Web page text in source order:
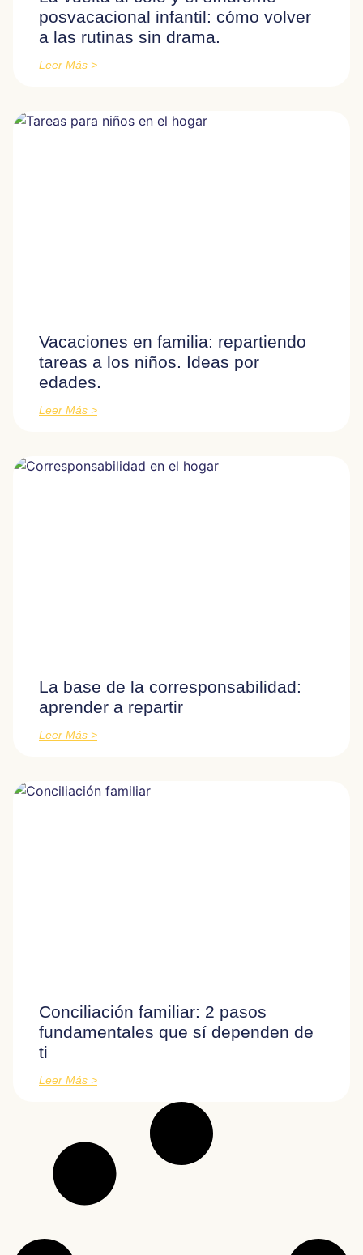
posvacacional infantil: cómo volver
a las rutinas sin drama.
Leer Más >
Vacaciones en familia: repartiendo
tareas a los niños. Ideas por
edades.
Leer Más >
La base de la corresponsabilidad:
aprender a repartir
Leer Más >
Conciliación familiar: 2 pasos
fundamentales que sí dependen de
ti
Leer Más >